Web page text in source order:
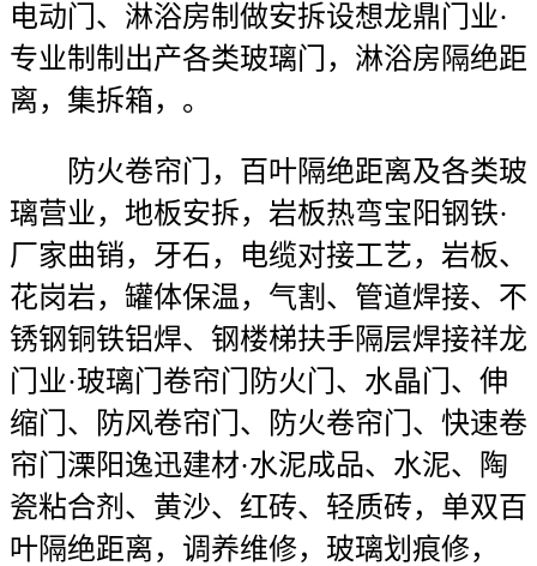
电动门、淋浴房制做安拆设想龙鼎门业·
专业制制出产各类玻璃门，淋浴房隔绝距
离，集拆箱，。
防火卷帘门，百叶隔绝距离及各类玻
璃营业，地板安拆，岩板热弯宝阳钢铁·
厂家曲销，牙石，电缆对接工艺，岩板、
花岗岩，罐体保温，气割、管道焊接、不
锈钢铜铁铝焊、钢楼梯扶手隔层焊接祥龙
门业·玻璃门卷帘门防火门、水晶门、伸
缩门、防风卷帘门、防火卷帘门、快速卷
帘门溧阳逸迅建材·水泥成品、水泥、陶
瓷粘合剂、黄沙、红砖、轻质砖，单双百
叶隔绝距离，调养维修，玻璃划痕修，